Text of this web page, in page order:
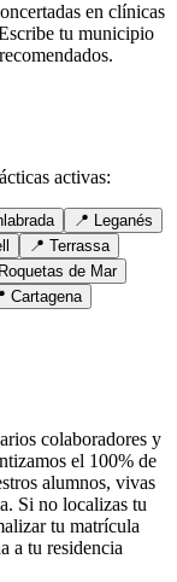
en clínicas
tu municipio
activas:
📍 Leganés
📍 Terrassa
Roquetas de Mar
Cartagena
colaboradores y
el 100% de
alumnos, vivas
Si no localizas tu
tu matrícula
a tu residencia